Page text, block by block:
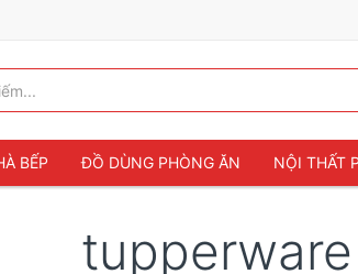
BẾP ĐỒ DÙNG PHÒNG ĂN NỘI THẤT
tupperware